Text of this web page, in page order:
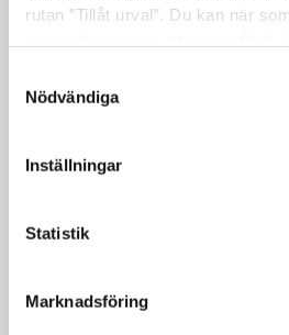
rutan ”Tillåt urval”. Du kan när
"Visa detaljer" kan du läsa om hur
hur vi och våra leverantörer
Nödvändiga
Inställningar
Statistik
Marknadsföring
– Handelshögskolan är
varumärke. Det här känns
går i linje med
skapa möjligheter till
Södertälje kommun.
Enligt avsiktsförklaringen
vara rådgivare i
och även
genomförande.